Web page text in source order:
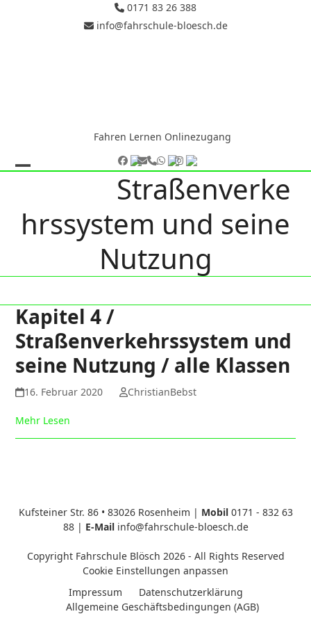
0171 83 26 388
info@fahrschule-bloesch.de
Fahren Lernen Onlinezugang
Facebook
E-
Mail
Telefon
Whatsapp
Instagram
menu
menu
Straßenverke
hrssystem und seine
Nutzung
Kapitel 4 /
Straßenverkehrssystem und
seine Nutzung / alle Klassen
16. Februar 2020 ChristianBebst
Mehr Lesen
Kufsteiner Str. 86 • 83026 Rosenheim | Mobil 0171 - 832 63
88| E-Mail info@fahrschule-bloesch.de
Copyright Fahrschule Blösch 2026 - All Rights Reserved
Cookie Einstellungen anpassen
Impressum
Datenschutzerklärung
Allgemeine Geschäftsbedingungen (AGB)